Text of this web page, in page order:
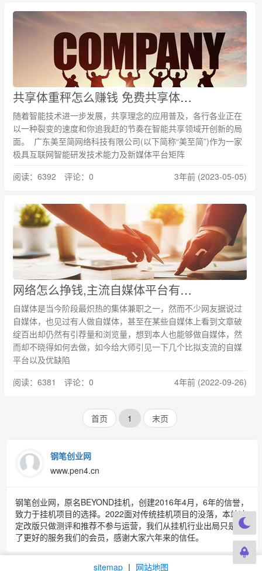
共享体重秤怎么赚钱 免费共享体重秤
随着智能技术进一步发展，共享理念的应用普及，各行各业正在
以一种裂变的速度和你追我赶的节奏在智能共享领域开创新的局
面。 广东美至简网络科技有限公司(以下简称“美至简”)作为一家
极具互联网智能研发技术能力及新媒体平台矩阵
阅读：6392 评论：0
3年前 (2023-05-05)
网络怎么挣钱,主流自媒体平台有哪些及其优势是什么
自媒体是当今阶段最炽热的集体兼职之一，然而不少网友据说过
自媒体，也见过有人做自媒体，甚至在某些自媒体上看到文章破
绽百出却仍然有引荐量和浏览量，想到本人也能够做自媒体，然
而却不晓得如何去做，如今给大师引见一下几个比拟支流的自媒
平台以及优缺陷
阅读：6381 评论：0
4年前 (2022-09-26)
首页 1 末页
钢笔创业网
www.pen4.cn
钢笔创业网，原名BEYOND挂机，创建2016年4月，6年的信誉，
致力于挂机项目的选择。2022面对传统挂机项目的没落，本站决
定改版只做测评和推荐不参与运营，我们从挂机行业出局只是为
了更好的服务我们的会员，感谢大家六年来的信任。
sitemap 丨 网站地图